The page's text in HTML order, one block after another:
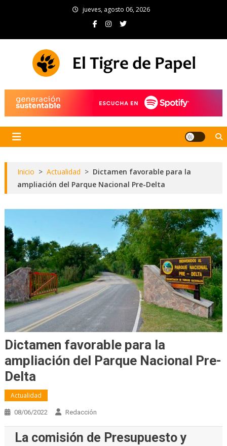
jueves, agosto 06, 2026
Inicio > Actualidad > Dictamen favorable para la
ampliación del Parque Nacional Pre-Delta
Dictamen favorable para la
ampliación del Parque Nacional Pre-
Delta
Actualidad
08/06/2022 Redacción
La comisión de Presupuesto y